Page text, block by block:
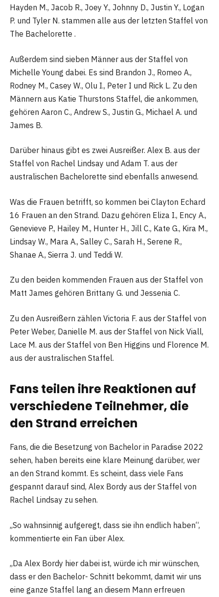
Hayden M., Jacob R., Joey Y., Johnny D., Justin Y., Logan
P. und Tyler N. stammen alle aus der letzten Staffel von
The Bachelorette .
Außerdem sind sieben Männer aus der Staffel von
Michelle Young dabei. Es sind Brandon J., Romeo A.,
Rodney M., Casey W., Olu I., Peter I und Rick L. Zu den
Männern aus Katie Thurstons Staffel, die ankommen,
gehören Aaron C., Andrew S., Justin G., Michael A. und
James B.
Darüber hinaus gibt es zwei Ausreißer. Alex B. aus der
Staffel von Rachel Lindsay und Adam T. aus der
australischen Bachelorette sind ebenfalls anwesend.
Was die Frauen betrifft, so kommen bei Clayton Echard
16 Frauen an den Strand. Dazu gehören Eliza I., Ency A.,
Genevieve P., Hailey M., Hunter H., Jill C., Kate G., Kira M.,
Lindsay W., Mara A., Salley C., Sarah H., Serene R.,
Shanae A., Sierra J. und Teddi W.
Zu den beiden kommenden Frauen aus der Staffel von
Matt James gehören Brittany G. und Jessenia C.
Zu den Ausreißern zählen Victoria F. aus der Staffel von
Peter Weber, Danielle M. aus der Staffel von Nick Viall,
Lace M. aus der Staffel von Ben Higgins und Florence M.
aus der australischen Staffel.
Fans teilen ihre Reaktionen auf
verschiedene Teilnehmer, die
den Strand erreichen
Fans, die die Besetzung von Bachelor in Paradise 2022
sehen, haben bereits eine klare Meinung darüber, wer
an den Strand kommt. Es scheint, dass viele Fans
gespannt darauf sind, Alex Bordy aus der Staffel von
Rachel Lindsay zu sehen.
„So wahnsinnig aufgeregt, dass sie ihn endlich haben“,
kommentierte ein Fan über Alex.
„Da Alex Bordy hier dabei ist, würde ich mir wünschen,
dass er den Bachelor- Schnitt bekommt, damit wir uns
eine ganze Staffel lang an diesem Mann erfreuen